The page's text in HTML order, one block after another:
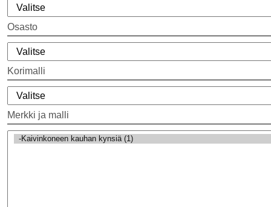
Osasto
Korimalli
Merkki ja malli